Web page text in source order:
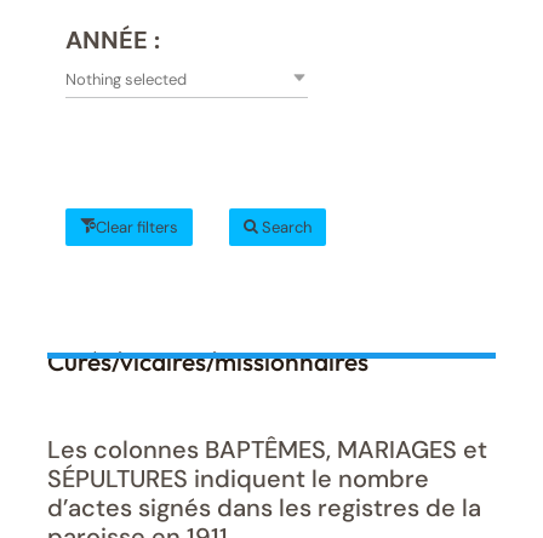
ANNÉE :
Nothing selected
Clear filters Search
Curés/vicaires/missionnaires
Les colonnes BAPTÊMES, MARIAGES et
SÉPULTURES indiquent le nombre
d’actes signés dans les registres de la